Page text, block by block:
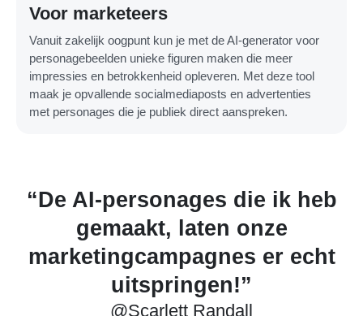
Voor marketeers
Vanuit zakelijk oogpunt kun je met de AI-generator voor
personagebeelden unieke figuren maken die meer
impressies en betrokkenheid opleveren. Met deze tool
maak je opvallende socialmediaposts en advertenties
met personages die je publiek direct aanspreken.
“Deze AI maakt de meest
gedetailleerde personages
voor mijn kunstprojecten!”
@Lewis Gordon